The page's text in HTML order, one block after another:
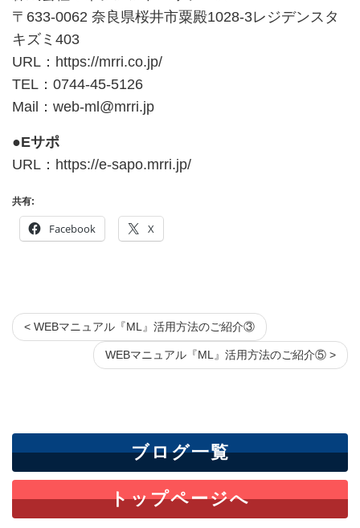
〒633-0062 奈良県桜井市粟殿1028-3レジデンスタ
キズミ403
URL： https://mrri.co.jp/
TEL：0744-45-5126
Mail：web-ml@mrri.jp
●Eサポ
URL： https://e-sapo.mrri.jp/
共有:
Facebook X
< WEBマニュアル『ML』活用方法のご紹介③
WEBマニュアル『ML』活用方法のご紹介⑤ >
ブログ一覧
トップページへ